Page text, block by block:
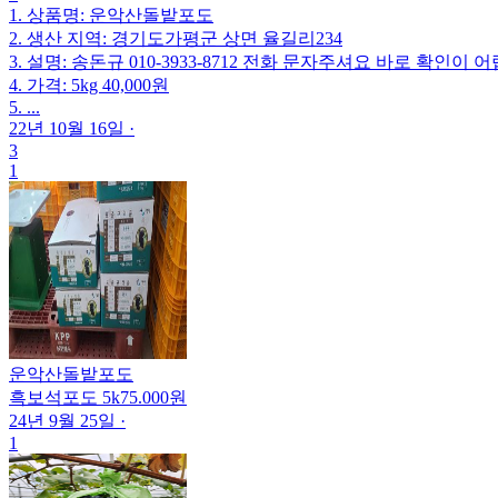
1. 상품명: 운악산돌밭포도
2. 생산 지역: 경기도가평군 상면 율길리234
3. 설명: 송돈규 010-3933-8712 전화 문자주셔요 바로 확인이 어
4. 가격: 5kg 40,000원
5. ...
22년 10월 16일 ·
3
1
운악산돌밭포도
흑보석포도 5k75.000원
24년 9월 25일 ·
1